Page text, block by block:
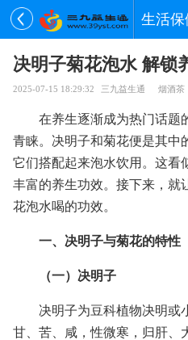
生活保
决明子菊花泡水 解锁
2025-07-15 18:29:32 三九益生通 烟酒茶
在养生逐渐成为热门话题
青睐。决明子和菊花便是其中
它们搭配起来泡水饮用。这看
丰富的养生功效。接下来，就
花泡水喝的功效。
一、决明子与菊花的特性
（一）决明子
决明子为豆科植物决明或
甘、苦、咸，性微寒，归肝、